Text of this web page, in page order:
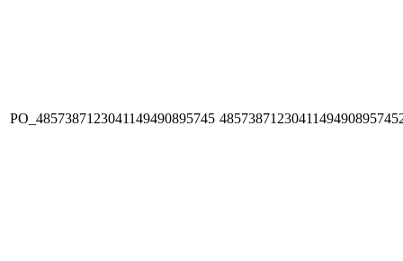
PO_4857387123041149490895745